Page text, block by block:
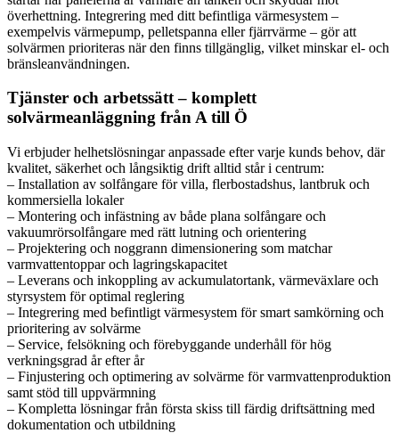
överhettning. Integrering med ditt befintliga värmesystem –
exempelvis värmepump, pelletspanna eller fjärrvärme – gör att
solvärmen prioriteras när den finns tillgänglig, vilket minskar el- och
bränsleanvändningen.
Tjänster och arbetssätt – komplett
solvärmeanläggning från A till Ö
Vi erbjuder helhetslösningar anpassade efter varje kunds behov, där
kvalitet, säkerhet och långsiktig drift alltid står i centrum:
– Installation av solfångare för villa, flerbostadshus, lantbruk och
kommersiella lokaler
– Montering och infästning av både plana solfångare och
vakuumrörsolfångare med rätt lutning och orientering
– Projektering och noggrann dimensionering som matchar
varmvattentoppar och lagringskapacitet
– Leverans och inkoppling av ackumulatortank, värmeväxlare och
styrsystem för optimal reglering
– Integrering med befintligt värmesystem för smart samkörning och
prioritering av solvärme
– Service, felsökning och förebyggande underhåll för hög
verkningsgrad år efter år
– Finjustering och optimering av solvärme för varmvattenproduktion
samt stöd till uppvärmning
– Kompletta lösningar från första skiss till färdig driftsättning med
dokumentation och utbildning